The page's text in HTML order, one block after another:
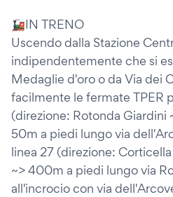
🚂IN TRENO
Uscendo dalla Stazione
indipendentemente che si
Medaglie d'oro o da Via dei
facilmente le fermate TPER
(direzione: Rotonda Giardini
50m a piedi lungo via
linea 27 (direzione:
~> 400m a piedi lungo via
all'incrocio con via